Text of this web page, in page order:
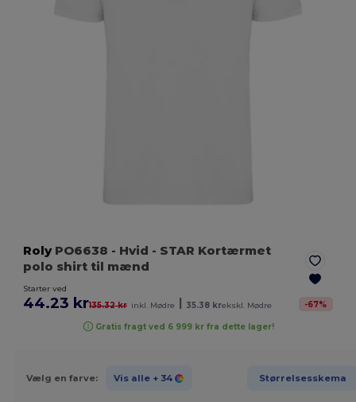
RolyPO6638 - Hvid - STAR Kortærmet
polo shirt til mænd
Starter ved
44.23 kr135.32 kr inkl. Mødre 35.38 krekskl. Mødre -67%
Gratis fragt ved 6 999 kr fra dette lager!
Vælg en farve: Vis alle + 34 Størrelsesskema